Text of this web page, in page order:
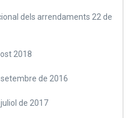
dels arrendaments 22 de
2018
de 2016
de 2017